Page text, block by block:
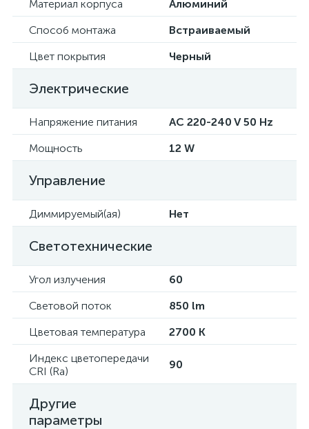
Материал корпуса
Алюминий
Способ монтажа
Встраиваемый
Цвет покрытия
Черный
Электрические
Напряжение питания
AC 220-240 V 50 Hz
Мощность
12 W
Управление
Диммируемый(ая) Нет
Светотехнические
Угол излучения
60
Световой поток
850 lm
Цветовая температура
2700 K
Индекс цветопередачи
CRI (Ra)
90
Другие
параметры